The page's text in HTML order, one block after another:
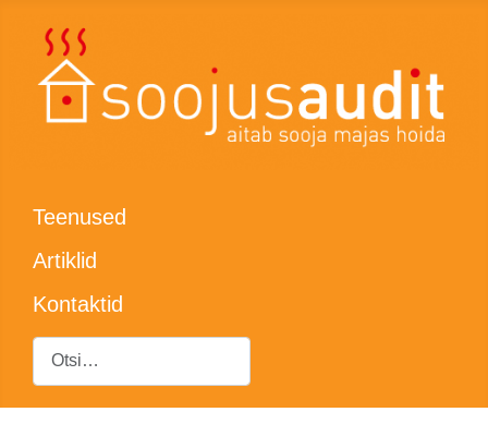
Teenused
Artiklid
Kontaktid
Otsing